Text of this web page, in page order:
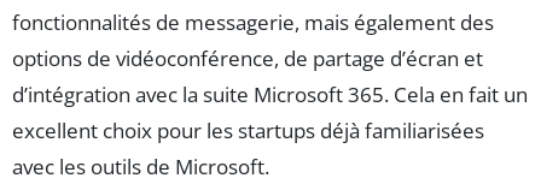
fonctionnalités de messagerie, mais également des
options de vidéoconférence, de partage d’écran et
d’intégration avec la suite Microsoft 365. Cela en fait un
excellent choix pour les startups déjà familiarisées
avec les outils de Microsoft.